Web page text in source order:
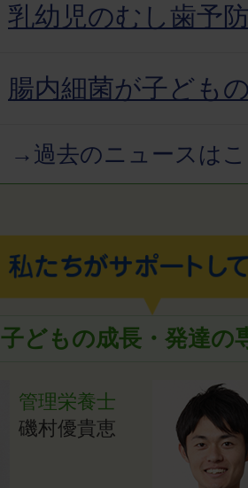
乳幼児のむし歯予
腸内細菌が子ども
→過去のニュースは
子どもの成長・発達の
管理栄養士
磯村優貴恵